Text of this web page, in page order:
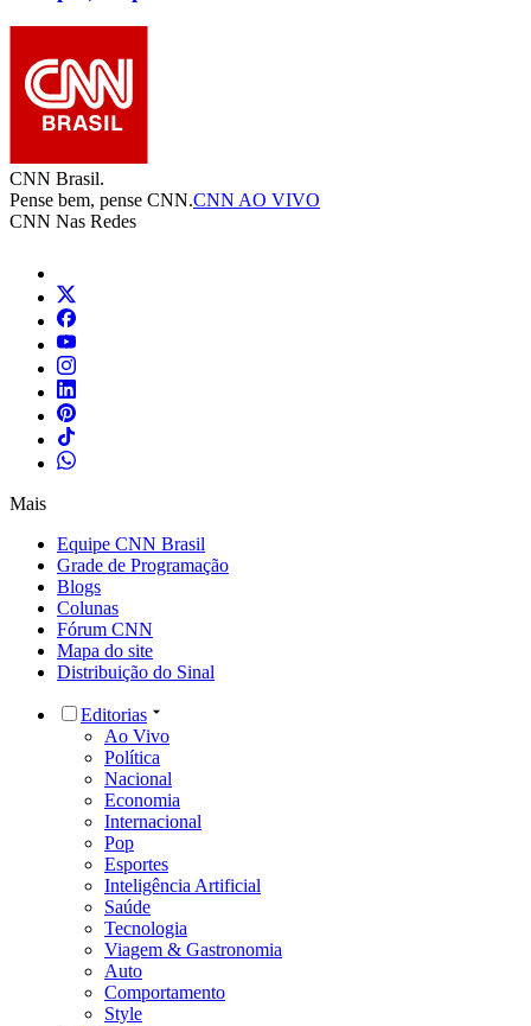
CNN Brasil.
Pense bem, pense CNN.CNN AO VIVO
CNN Nas Redes
Mais
Equipe CNN Brasil
Grade de Programação
Blogs
Colunas
Fórum CNN
Mapa do site
Distribuição do Sinal
Editorias
Ao Vivo
Política
Nacional
Economia
Internacional
Pop
Esportes
Inteligência Artificial
Saúde
Tecnologia
Viagem & Gastronomia
Auto
Comportamento
Style